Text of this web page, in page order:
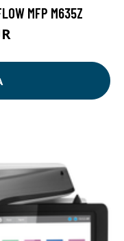
MFP M635Z